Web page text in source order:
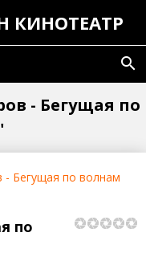
КИНОТЕАТР
search
- Бегущая по
- Бегущая по волнам
по